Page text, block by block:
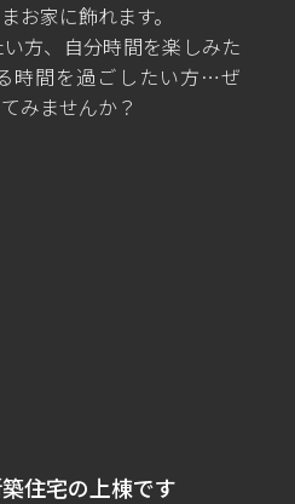
お家に飾れます。
方、自分時間を楽しみた
時間を過ごしたい方…ぜ
みませんか？
住宅の上棟です